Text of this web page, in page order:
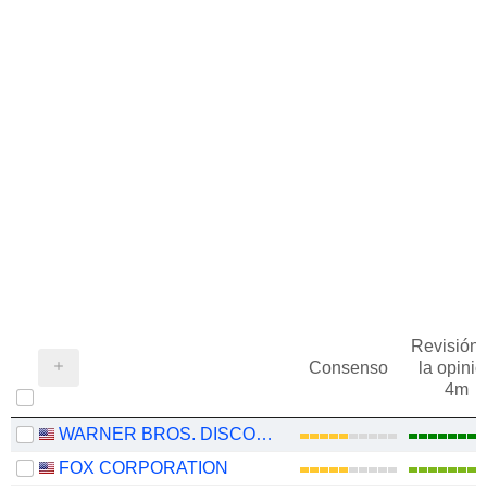
Consenso
Revisión
la
4m
WARNER BROS. DISCOVERY, INC.
FOX CORPORATION